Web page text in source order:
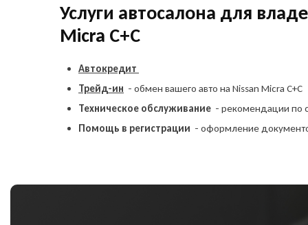
Услуги автосалона для
Micra C+C
Автокредит
Трейд-ин - обмен вашего авто на Nissan Micra C+C
Техническое обслуживание - рекомендации по
Помощь в регистрации - оформление
Я